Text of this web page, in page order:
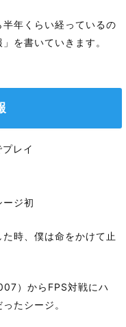
年くらい経っているの
を書いていきます。
レイ
ージ初
時、僕は命をかけて止
）からFPS対戦にハ
たシージ。